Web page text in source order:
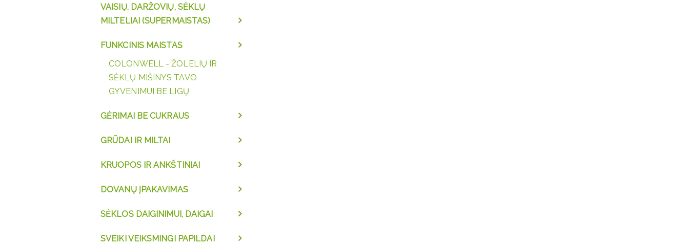
VAISIŲ, DARŽOVIŲ, SĖKLŲ
MILTELIAI (SUPERMAISTAS)
FUNKCINIS MAISTAS
COLONWELL - ŽOLELIŲ IR
SĖKLŲ MIŠINYS TAVO
GYVENIMUI BE LIGŲ
GĖRIMAI BE CUKRAUS
GRŪDAI IR MILTAI
KRUOPOS IR ANKŠTINIAI
DOVANŲ ĮPAKAVIMAS
SĖKLOS DAIGINIMUI, DAIGAI
SVEIKI VEIKSMINGI PAPILDAI